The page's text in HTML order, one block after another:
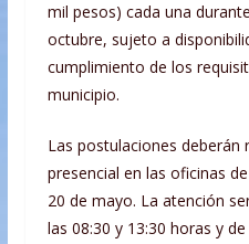
mil pesos) cada una
octubre, sujeto a
cumplimiento de los
municipio.
Las postulaciones deberán
presencial en las oficinas
20 de mayo. La atención
las 08:30 y 13:30 horas y